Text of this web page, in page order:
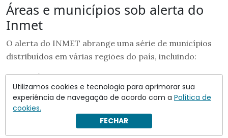
Áreas e municípios sob alerta do
Inmet
O alerta do INMET abrange uma série de municípios
distribuídos em várias regiões do país, incluindo:
Abaíra – BA
Abel Figueiredo – PA
Abreulândia – TO
Água Azul do Norte – PA
Água Boa – MT
Utilizamos cookies e tecnologia para aprimorar sua
experiência de navegação de acordo com a Política de
cookies.
FECHAR